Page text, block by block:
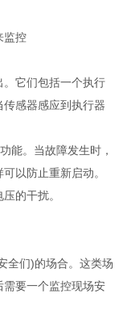
监控
它们包括一个执行
感器感应到执行器
能。当故障发生时，
以防止重新启动。
的干扰。
全们)的场合。这类场
要一个监控现场安